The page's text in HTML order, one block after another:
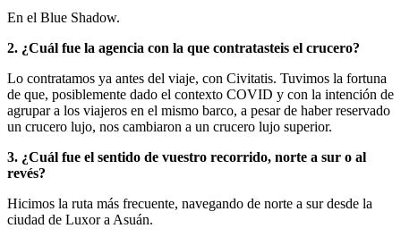
En el Blue Shadow.
2. ¿Cuál fue la agencia con la que contratasteis el crucero?
Lo contratamos ya antes del viaje, con Civitatis. Tuvimos la fortuna
de que, posiblemente dado el contexto COVID y con la intención de
agrupar a los viajeros en el mismo barco, a pesar de haber reservado
un crucero lujo, nos cambiaron a un crucero lujo superior.
3. ¿Cuál fue el sentido de vuestro recorrido, norte a sur o al
revés?
Hicimos la ruta más frecuente, navegando de norte a sur desde la
ciudad de Luxor a Asuán.